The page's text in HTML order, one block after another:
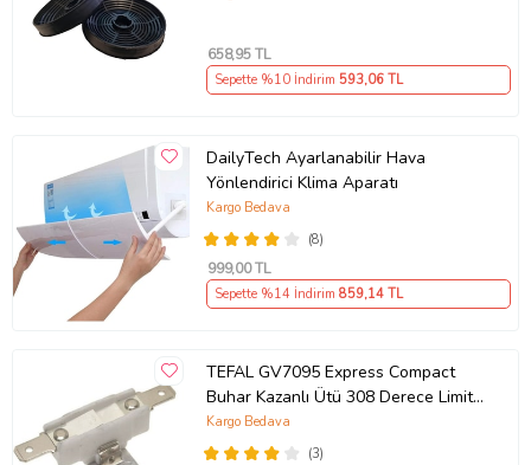
658,95 TL
Sepette %10 İndirim 593,06 TL
DailyTech Ayarlanabilir Hava
Yönlendirici Klima Aparatı
(8)
Kargo Bedava
999,00 TL
Sepette %14 İndirim 859,14 TL
TEFAL GV7095 Express Compact
Buhar Kazanlı Ütü 308 Derece Limit
Termik Termostat Uyumlu
(3)
Kargo Bedava